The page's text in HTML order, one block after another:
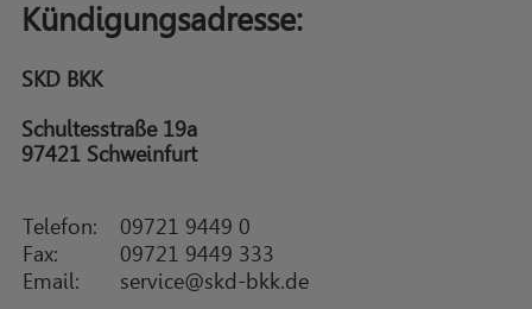
Kündigungsadresse:
SKD BKK
Schultesstraße 19a
97421 Schweinfurt
Telefon:
09721 9449 0
Fax:
09721 9449 333
Email:
service@skd-bkk.de